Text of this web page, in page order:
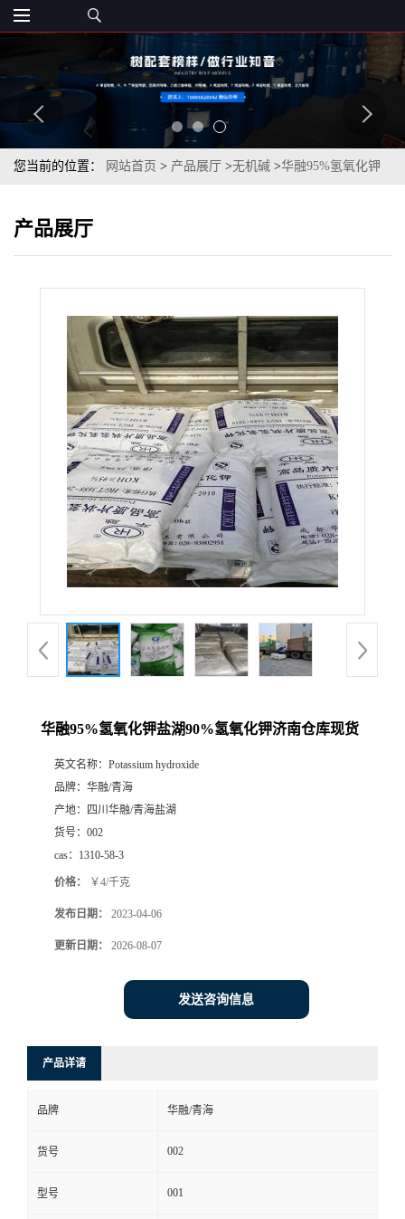
您当前的位置： 网站首页 > 产品展厅 >无机碱 >华融95%氢氧化钾
产品展厅
华融95%氢氧化钾盐湖90%氢氧化钾济南仓库现货
英文名称： Potassium hydroxide
品牌： 华融/青海
产地：
四川华融/青海盐湖
货号： 002
cas： 1310-58-3
价格： ￥4/千克
发布日期： 2023-04-06
更新日期： 2026-08-07
发送咨询信息
产品详请
品牌 华融/青海
货号 002
型号 001